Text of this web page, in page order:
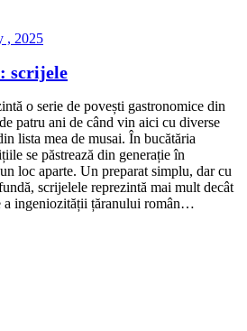
, 2025
scrijele
o serie de povești gastronomice din
patru ani de când vin aici cu diverse
lista mea de musai. În bucătăria
se păstrează din generație în
loc aparte. Un preparat simplu, dar cu
scrijelele reprezintă mai mult decât
a ingeniozității țăranului român…